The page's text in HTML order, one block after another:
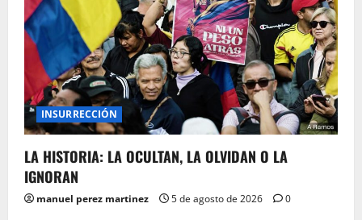
INSURRECCIÓN
LA HISTORIA: LA OCULTAN, LA OLVIDAN O LA
IGNORAN
manuel perez martinez 5 de agosto de 2026 0